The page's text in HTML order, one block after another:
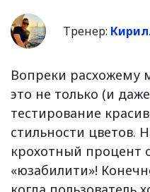
Тренер:
Вопреки расхожему
это не только (и
тестирование
стильности цветов.
крохотный процент
«юзабилити»!